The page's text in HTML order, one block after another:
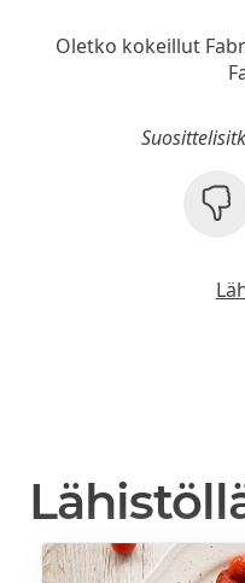
Oletko kokeillut